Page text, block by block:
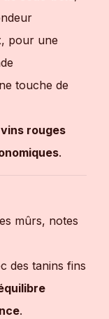
, pour une
touche de
vins rouges
.
mûrs, notes
des tanins fins
.